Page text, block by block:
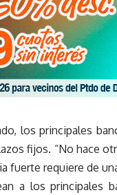
los principales
fijos. “No hace
fuerte requiere de
a los principales